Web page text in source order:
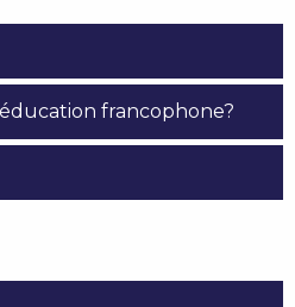
francophone?